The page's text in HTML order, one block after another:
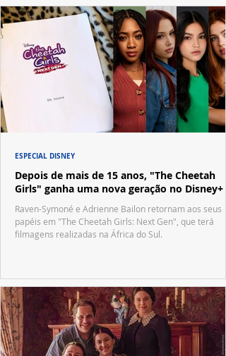
Depois de mais de 15 anos, "The Cheetah
Girls" ganha uma nova geração no Disney+
Raven-Symoné e Adrienne Bailon retornam aos seus
papéis em "The Cheetah Girls: Next Gen", que terá
filmagens realizadas na África do Sul.
ESPECIAL DISNEY